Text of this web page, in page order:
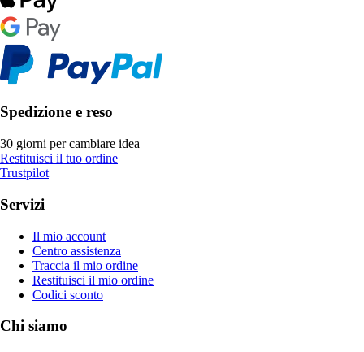
Spedizione e reso
30 giorni per cambiare idea
Restituisci il tuo ordine
Trustpilot
Servizi
Il mio account
Centro assistenza
Traccia il mio ordine
Restituisci il mio ordine
Codici sconto
Chi siamo